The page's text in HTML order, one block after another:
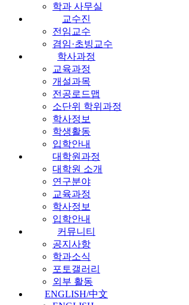
학과 사무실
교수진
전임교수
겸임·초빙교수
학사과정
교육과정
개설과목
전공로드맵
소단위 학위과정
학사정보
학생활동
입학안내
대학원과정
대학원 소개
연구분야
교육과정
학사정보
입학안내
커뮤니티
공지사항
학과소식
포토갤러리
외부 활동
ENGLISH/中文